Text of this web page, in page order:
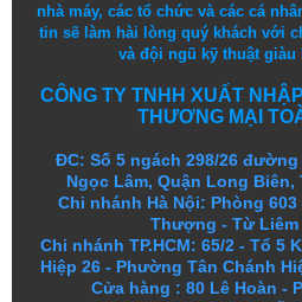
nhà máy, các tổ chức và các cá
tin sẽ làm hài lòng quý khách với
và đội ngũ kỹ thuật giàu
CÔNG TY TNHH XUẤT
THƯƠNG MẠI
ĐC: Số 5 ngách 298/26
Ngọc Lâm, Quận Long Biên,
Chi nhánh Hà Nội: Phòng 603
Thượng - Từ Liêm
Chi nhánh TP.HCM: 65/2 - Tổ 5
Hiệp 26 - Phường Tân Chánh
Cửa hàng : 80 Lê Hoàn -